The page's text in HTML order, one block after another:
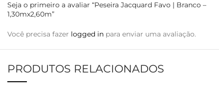
Seja o primeiro a avaliar “Peseira Jacquard Favo | Branco –
1,30mx2,60m”
Você precisa fazer logged in para enviar uma avaliação.
PRODUTOS RELACIONADOS